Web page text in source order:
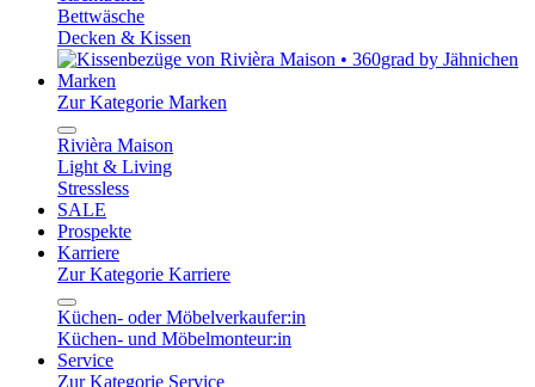
Bettwäsche
Decken & Kissen
Marken
Zur Kategorie Marken
Rivièra Maison
Light & Living
Stressless
SALE
Prospekte
Karriere
Zur Kategorie Karriere
Küchen- oder Möbelverkaufer:in
Küchen- und Möbelmonteur:in
Service
Zur Kategorie Service